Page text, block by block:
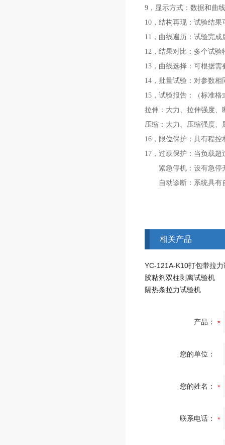
9，显示方式：数据和曲
10，结构再现：试验结
11，曲线遍历：试验完
12，结果对比：多个试
13，曲线选择：可根据
14，批量试验：对参数
15，试验报告：（标准格
拉伸：大力、拉伸强度、
压缩：大力、压缩强度
16，限位保护：具有程控
17，过载保护：当负载
紧急停机：设有急停
自动诊断：系统具有自
相关产品
YC-121A-K10打包带拉
胶粘剂双柱剥离试验机
隔热条拉力试验机
产品：
您的单位：
您的姓名：
联系电话：